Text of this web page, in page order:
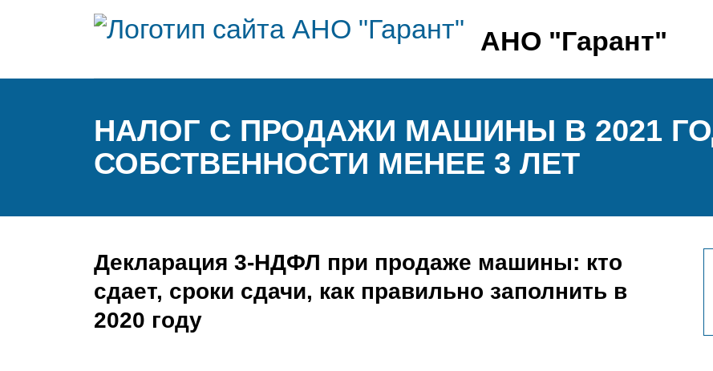
АНО "Гарант"
НАЛОГ С ПРОДАЖИ МАШИНЫ В 2021
СОБСТВЕННОСТИ МЕНЕЕ 3 ЛЕТ
Декларация 3-НДФЛ при продаже машины: кто
сдает, сроки сдачи, как правильно заполнить в
2020 году